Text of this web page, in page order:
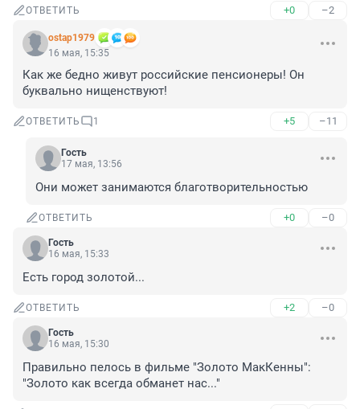
ОТВЕТИТЬ +0 –2
ostap1979
16 мая, 15:35
Как же бедно живут российские пенсионеры! Он
буквально нищенствуют!
ОТВЕТИТЬ 1 +5 –11
Гость
17 мая, 13:56
Они может занимаются благотворительностью
ОТВЕТИТЬ +0 –0
Гость
16 мая, 15:33
Есть город золотой...
ОТВЕТИТЬ +2 –0
Гость
16 мая, 15:30
Правильно пелось в фильме "Золото МакКенны":
"Золото как всегда обманет нас..."